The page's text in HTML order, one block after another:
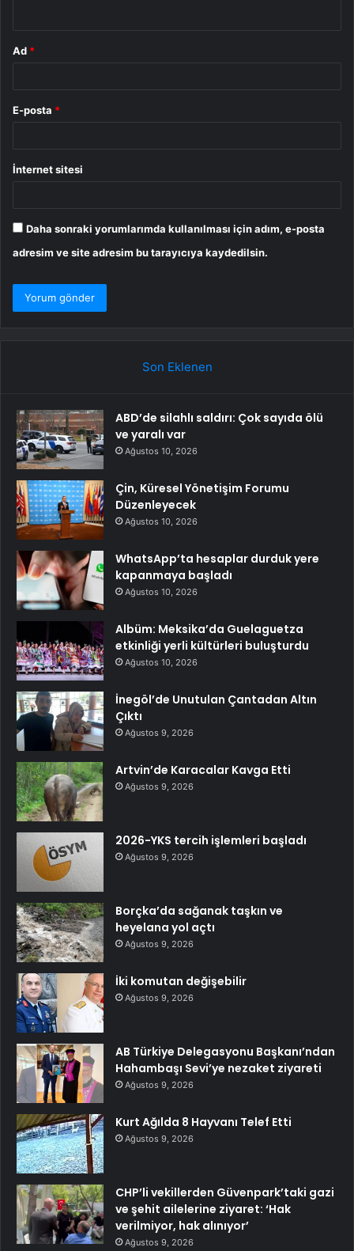
Ad *
E-posta *
İnternet sitesi
Daha sonraki yorumlarımda kullanılması için adım, e-posta
adresim ve site adresim bu tarayıcıya kaydedilsin.
Son Eklenen
ABD’de silahlı saldırı: Çok sayıda ölü
ve yaralı var
Ağustos 10, 2026
Çin, Küresel Yönetişim Forumu
Düzenleyecek
Ağustos 10, 2026
WhatsApp’ta hesaplar durduk yere
kapanmaya başladı
Ağustos 10, 2026
Albüm: Meksika’da Guelaguetza
etkinliği yerli kültürleri buluşturdu
Ağustos 10, 2026
İnegöl’de Unutulan Çantadan Altın
Çıktı
Ağustos 9, 2026
Artvin’de Karacalar Kavga Etti
Ağustos 9, 2026
2026-YKS tercih işlemleri başladı
Ağustos 9, 2026
Borçka’da sağanak taşkın ve
heyelana yol açtı
Ağustos 9, 2026
İki komutan değişebilir
Ağustos 9, 2026
AB Türkiye Delegasyonu Başkanı’ndan
Hahambaşı Sevi’ye nezaket ziyareti
Ağustos 9, 2026
Kurt Ağılda 8 Hayvanı Telef Etti
Ağustos 9, 2026
CHP’li vekillerden Güvenpark’taki gazi
ve şehit ailelerine ziyaret: ‘Hak
verilmiyor, hak alınıyor’
Ağustos 9, 2026